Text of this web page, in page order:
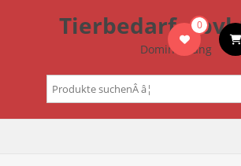
Tierbedarf –
Dominik Lang
0
Suchen
nach: